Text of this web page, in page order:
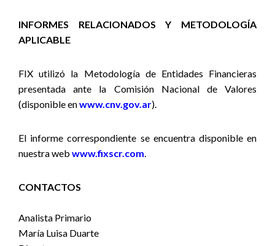
INFORMES RELACIONADOS Y METODOLOGÍA
APLICABLE
FIX utilizó la Metodología de Entidades Financieras
presentada ante la Comisión Nacional de Valores
(disponible enwww.cnv.gov.ar).
El informe correspondiente se encuentra disponible en
nuestra web www.fixscr.com.
CONTACTOS
Analista Primario
María Luisa Duarte